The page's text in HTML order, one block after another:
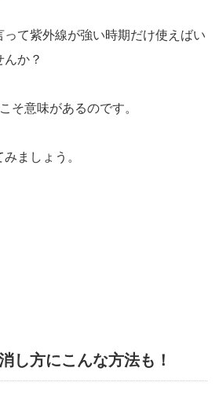
て紫外線が強い時期だけ使えばい
か？
そ意味があるのです。
ましょう。
し方にこんな方法も！